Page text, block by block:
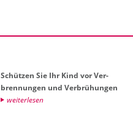
Schüt­zen Sie Ihr Kind vor Ver­
bren­nun­gen und Ver­brü­hun­gen
wei­ter­le­sen